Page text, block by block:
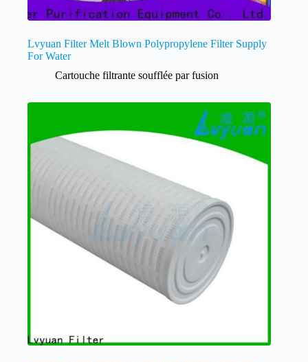
Lvyuan Filter Melt Blown Polypropylene Filter Supply
For Water
Cartouche filtrante soufflée par fusion